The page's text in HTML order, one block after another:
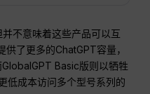
不意味着这些产品可以互
了更多的ChatGPT容量，
Basic版则以牺牲
低成本访问多个型号系列的